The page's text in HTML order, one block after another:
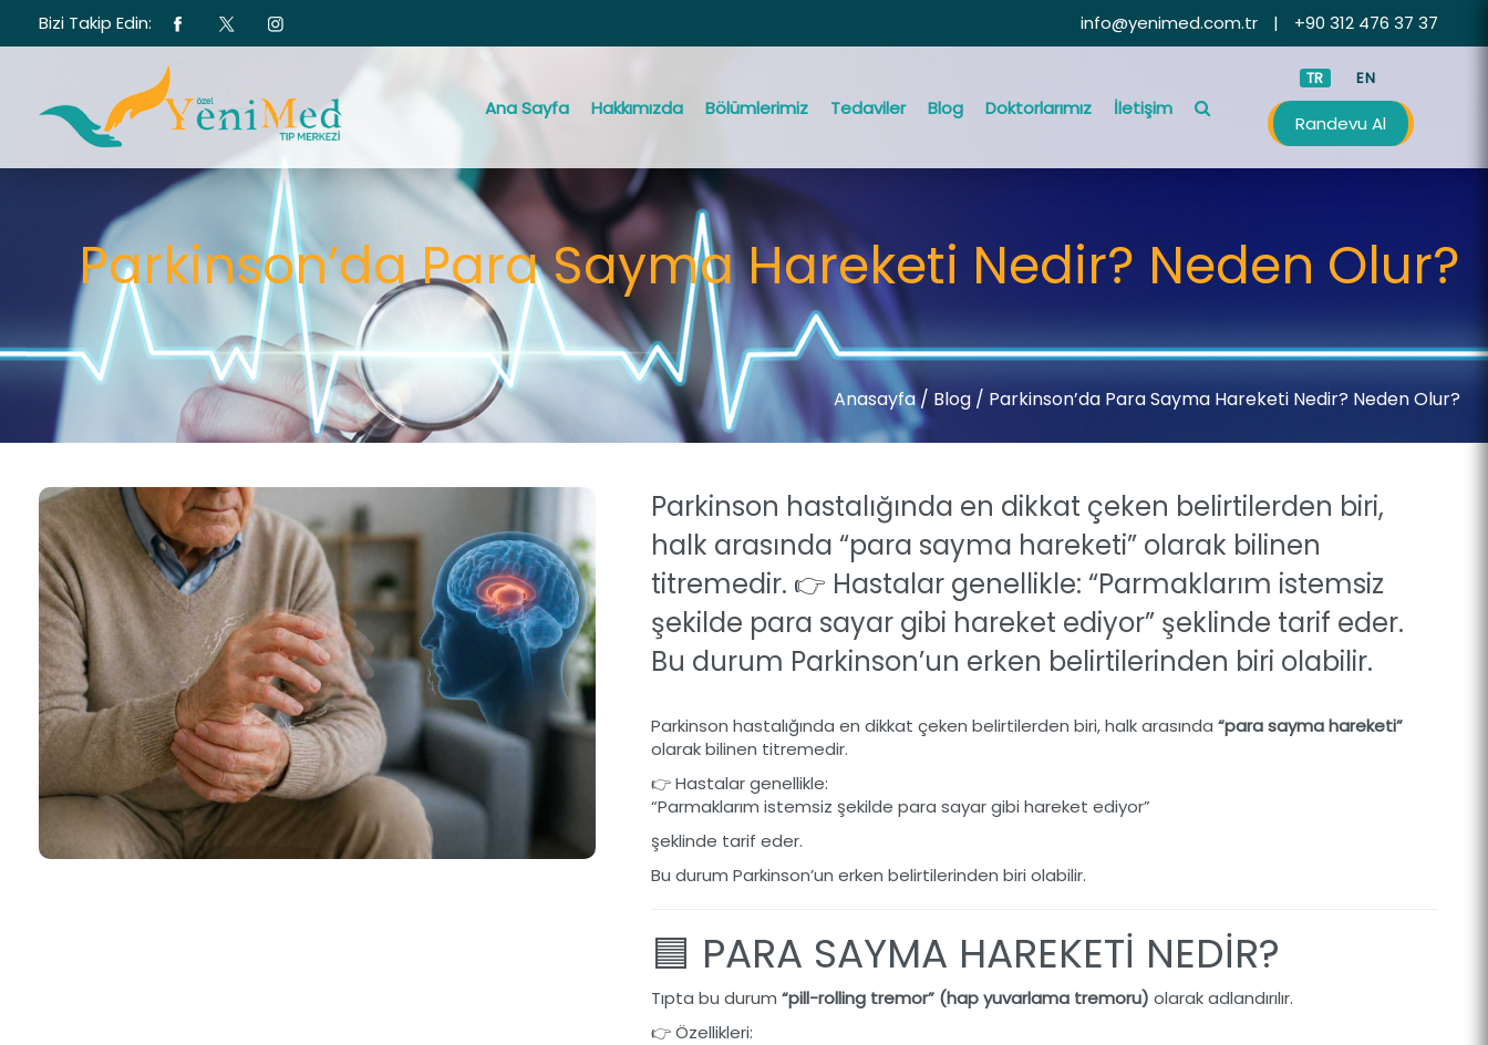
Bizi Takip Edin: info@yenimed.com.tr | +90 312 476 37 37
Ana Sayfa Hakkımızda Bölümlerimiz Tedaviler Blog Doktorlarımız İletişim
TR EN
Randevu Al
Parkinson’da Para Sayma Hareketi Nedir? Neden Olur?
Anasayfa/ Blog / Parkinson’da Para Sayma Hareketi Nedir? Neden Olur?
Parkinson hastalığında en dikkat çeken belirtilerden biri,
halk arasında “para sayma hareketi” olarak bilinen
titremedir. 👉 Hastalar genellikle: “Parmaklarım istemsiz
şekilde para sayar gibi hareket ediyor” şeklinde tarif eder.
Bu durum Parkinson’un erken belirtilerinden biri olabilir.
Parkinson hastalığında en dikkat çeken belirtilerden biri, halk arasında“para sayma hareketi”
olarak bilinen titremedir.
👉 Hastalar genellikle:
“Parmaklarım istemsiz şekilde para sayar gibi hareket ediyor”
şeklinde tarif eder.
Bu durum Parkinson’un erken belirtilerinden biri olabilir.
🟦 PARA SAYMA HAREKETİ NEDİR?
Tıpta bu durum“pill-rolling tremor” (hap yuvarlama tremoru) olarak adlandırılır.
👉 Özellikleri: